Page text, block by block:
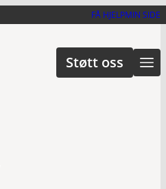
FÅ HJELPMIN SIDE
Støtt oss